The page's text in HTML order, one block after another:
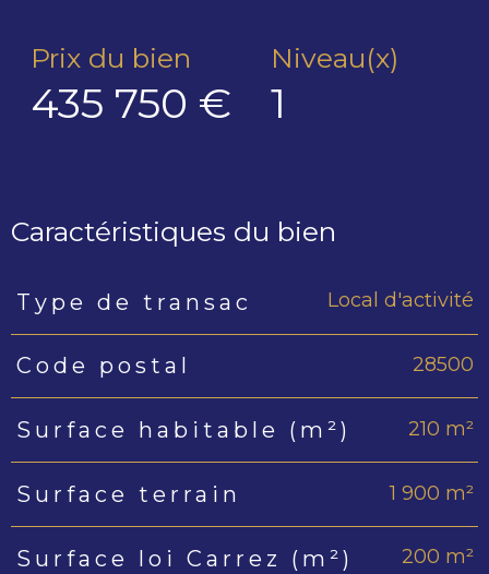
Prix du bien
435 750 €
Niveau(x)
1
Caractéristiques du bien
Caractéristiques Valeurs
Type de transac Local d'activité
Code postal 28500
Surface habitable (m²) 210 m²
Surface terrain 1 900 m²
Surface loi Carrez (m²) 200 m²